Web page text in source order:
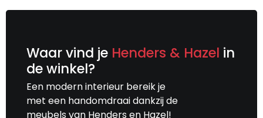
Waar vind je Henders & Hazel in
de winkel?
Een modern interieur bereik je
met een handomdraai dankzij de
meubels van Henders en Hazel!